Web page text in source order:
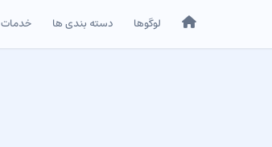
خانه لوگوها دسته بندی ها خدمات